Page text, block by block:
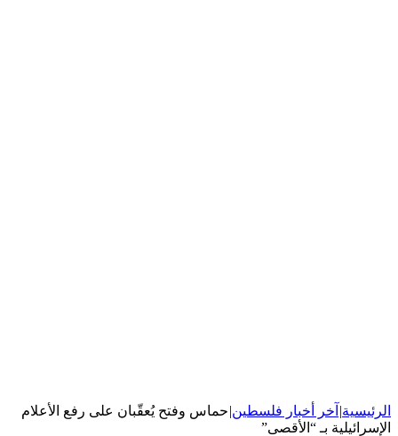
الرئيسية| آخر أخبار فلسطين|حماس وفتح يُعقّبان على رفع الأعلام
الإسرائيلية بـ “الأقصى”